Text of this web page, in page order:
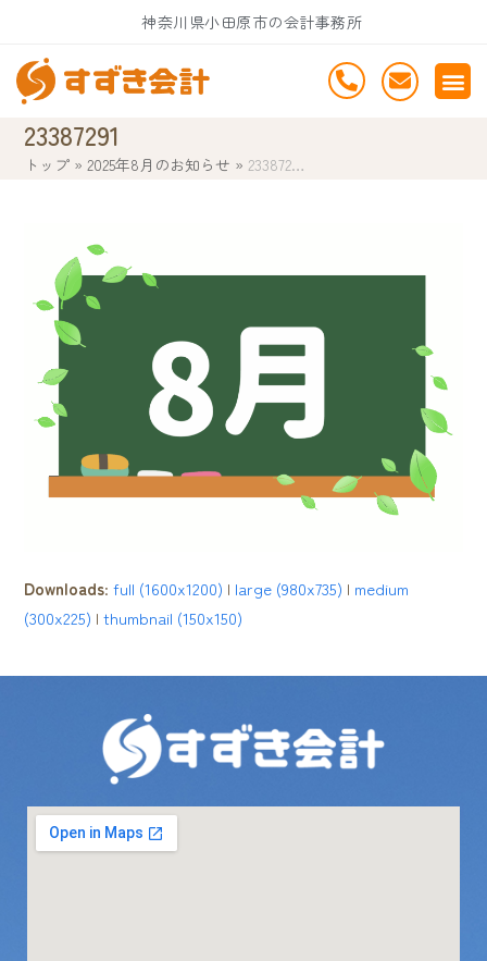
content
神奈川県小田原市の会計事務所
23387291
トップ »2025年8月のお知らせ »233872…
Downloads:full (1600x1200) | large (980x735) | medium
(300x225) |thumbnail (150x150)